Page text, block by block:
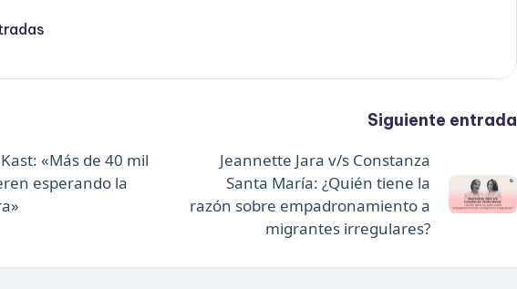
«Más de 40 mil
esperando la
Siguiente entrada
Jeannette Jara v/s Constanza
Santa María: ¿Quién tiene la
razón sobre empadronamiento a
migrantes irregulares?